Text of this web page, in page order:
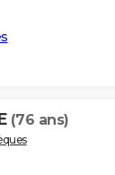
(76 ans)